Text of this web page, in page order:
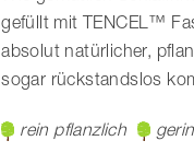
gefüllt mit TENCEL™
absolut natürlicher,
sogar rückstandslos
rein pflanzlich